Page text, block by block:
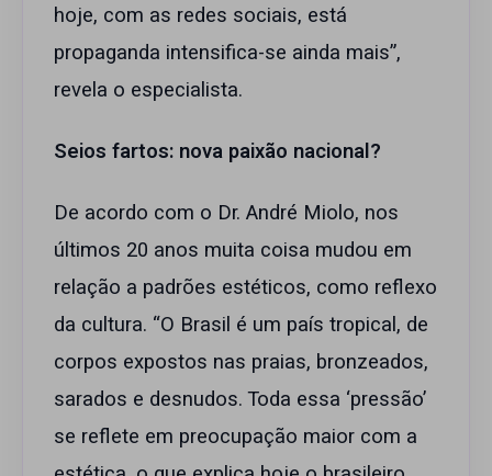
hoje, com as redes sociais, está
propaganda intensifica-se ainda mais”,
revela o especialista.
Seios fartos: nova paixão nacional?
De acordo com o Dr. André Miolo, nos
últimos 20 anos muita coisa mudou em
relação a padrões estéticos, como reflexo
da cultura. “O Brasil é um país tropical, de
corpos expostos nas praias, bronzeados,
sarados e desnudos. Toda essa ‘pressão’
se reflete em preocupação maior com a